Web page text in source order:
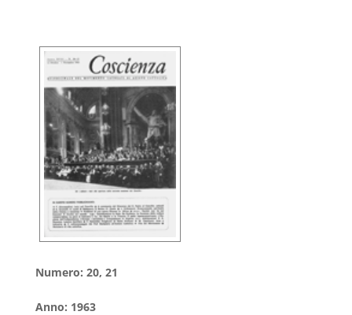
Numero: 20, 21
Anno: 1963